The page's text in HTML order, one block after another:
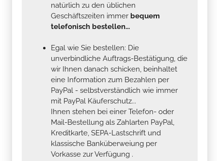
natürlich zu den üblichen
Geschäftszeiten immer bequem
telefonisch bestellen...
Egal wie Sie bestellen: Die
unverbindliche Auftrags-Bestätigung, die
wir Ihnen danach schicken, beinhaltet
eine Information zum Bezahlen per
PayPal - selbstverständlich wie immer
mit PayPal Käuferschutz...
Ihnen stehen bei einer Telefon- oder
Mail-Bestellung als Zahlarten PayPal,
Kreditkarte, SEPA-Lastschrift und
klassische Banküberweiung per
Vorkasse zur Verfügung .